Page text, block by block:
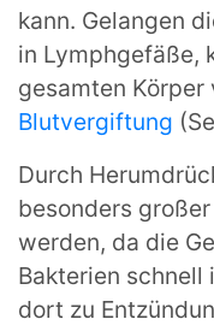
kann. Gelangen
in Lymphgefäße,
gesamten
Blutvergiftung
Durch
besonders
werden, da die
Bakterien schnell
dort zu